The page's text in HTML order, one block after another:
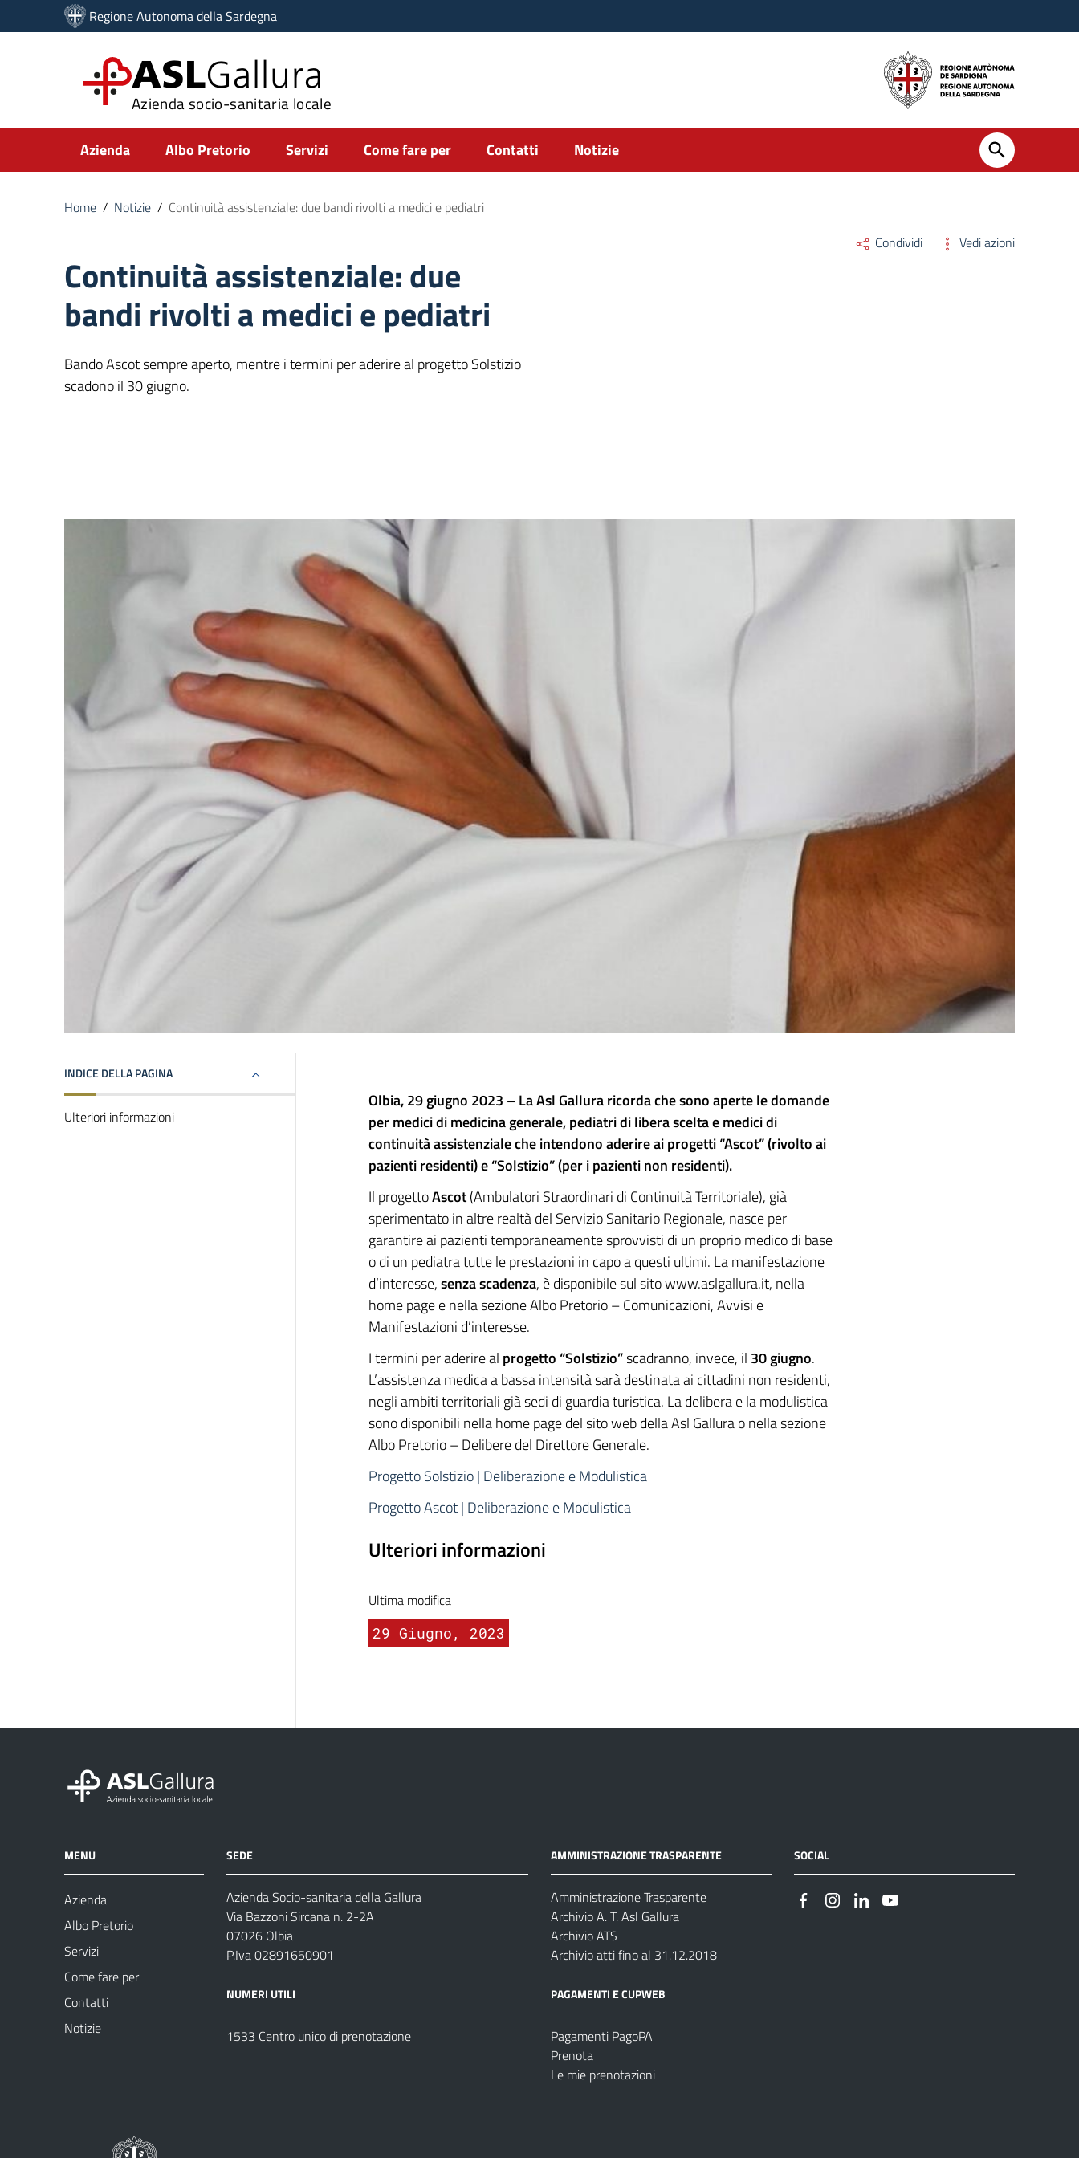
Vai ai contenuti
Vai al menu di navigazione
Regione Autonoma della Sardegna
ASLGallura
Azienda socio-sanitaria locale
Submenu
Azienda Albo Pretorio Servizi Come fare per Contatti Notizie
Home / Notizie / Continuità assistenziale: due bandi rivolti a medici e pediatri
Continuità assistenziale: due
bandi rivolti a medici e pediatri
Bando Ascot sempre aperto, mentre i termini per aderire al progetto Solstizio
scadono il 30 giugno.
Condividi Vedi azioni
INDICE DELLA PAGINA
Ulteriori informazioni
Olbia, 29 giugno 2023 – La Asl Gallura ricorda che sono aperte le domande
per medici di medicina generale, pediatri di libera scelta e medici di
continuità assistenziale che intendono aderire ai progetti “Ascot” (rivolto ai
pazienti residenti) e “Solstizio” (per i pazienti non residenti).
Il progettoAscot(Ambulatori Straordinari di Continuità Territoriale), già
sperimentato in altre realtà del Servizio Sanitario Regionale, nasce per
garantire ai pazienti temporaneamente sprovvisti di un proprio medico di base
o di un pediatra tutte le prestazioni in capo a questi ultimi. La manifestazione
d’interesse,senza scadenza, è disponibile sul sito www.aslgallura.it, nella
home page e nella sezione Albo Pretorio – Comunicazioni, Avvisi e
Manifestazioni d’interesse.
I termini per aderire al progetto “Solstizio”scadranno, invece, il 30 giugno.
L’assistenza medica a bassa intensità sarà destinata ai cittadini non residenti,
negli ambiti territoriali già sedi di guardia turistica. La delibera e la modulistica
sono disponibili nella home page del sito web della Asl Gallura o nella sezione
Albo Pretorio – Delibere del Direttore Generale.
Progetto Solstizio | Deliberazione e Modulistica
Progetto Ascot | Deliberazione e Modulistica
Ulteriori informazioni
Ultima modifica
29 Giugno, 2023
MENU
Azienda
Albo Pretorio
Servizi
Come fare per
Contatti
Notizie
SEDE
Azienda Socio-sanitaria della Gallura
Via Bazzoni Sircana n. 2-2A
07026 Olbia
P.Iva 02891650901
NUMERI UTILI
1533 Centro unico di prenotazione
AMMINISTRAZIONE TRASPARENTE
Amministrazione Trasparente
Archivio A. T. Asl Gallura
Archivio ATS
Archivio atti fino al 31.12.2018
PAGAMENTI E CUPWEB
Pagamenti PagoPA
Prenota
Le mie prenotazioni
SOCIAL